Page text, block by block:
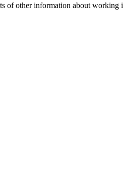
other information about working